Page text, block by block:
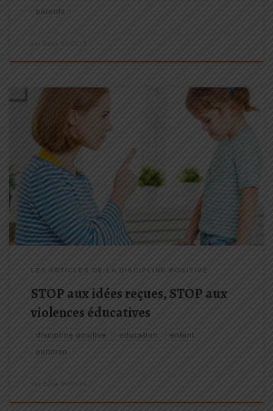
parents
par Edna GUCCIA
Il y a un truc qui me dérange depuis un moment, et j’ai vraiment
envie de vous en parler. Voilà ce que je pense à propos des
personnes qui viennent dans mes ateliers et mes conférences et
qui me sortent […]
LES ARTICLES DE LA DISCIPLINE POSITIVE
STOP aux idées reçues, STOP aux
violences éducatives
discipline positive education enfant
punition
par Edna GUCCIA